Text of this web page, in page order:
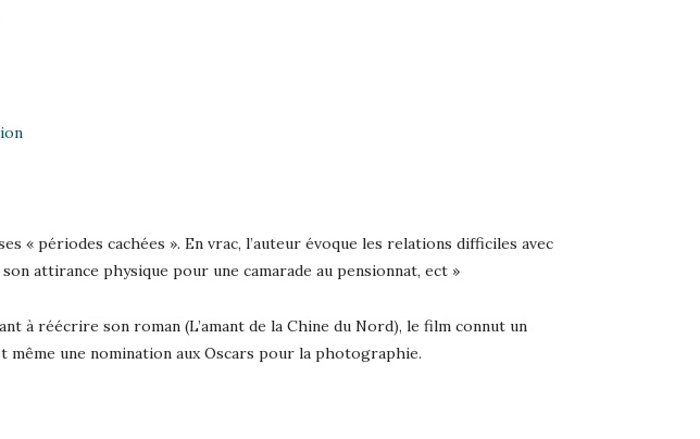
« périodes cachées ». En vrac, l’auteur évoque les relations difficiles avec
attirance physique pour une camarade au pensionnat, ect »
à réécrire son roman (L’amant de la Chine du Nord), le film connut un
même une nomination aux Oscars pour la photographie.